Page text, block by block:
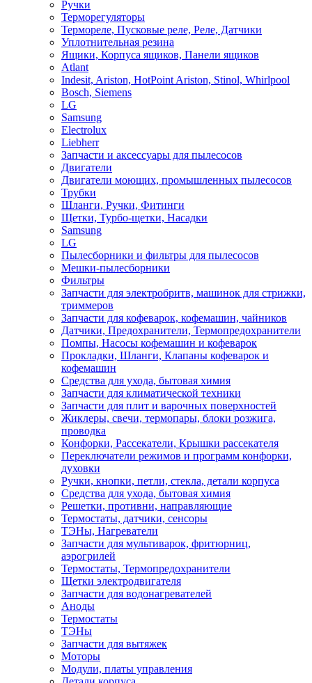
Ручки
Терморегуляторы
Термореле, Пусковые реле, Реле, Датчики
Уплотнительная резина
Ящики, Корпуса ящиков, Панели ящиков
Atlant
Indesit, Ariston, HotPoint Ariston, Stinol, Whirlpool
Bosch, Siemens
LG
Samsung
Electrolux
Liebherr
Запчасти и аксессуары для пылесосов
Двигатели
Двигатели моющих, промышленных пылесосов
Трубки
Шланги, Ручки, Фитинги
Щетки, Турбо-щетки, Насадки
Samsung
LG
Пылесборники и фильтры для пылесосов
Мешки-пылесборники
Фильтры
Запчасти для электробритв, машинок для стрижки,
триммеров
Запчасти для кофеварок, кофемашин, чайников
Датчики, Предохранители, Термопредохранители
Помпы, Насосы кофемашин и кофеварок
Прокладки, Шланги, Клапаны кофеварок и
кофемашин
Средства для ухода, бытовая химия
Запчасти для климатической техники
Запчасти для плит и варочных поверхностей
Жиклеры, свечи, термопары, блоки розжига,
проводка
Конфорки, Рассекатели, Крышки рассекателя
Переключатели режимов и программ конфорки,
духовки
Ручки, кнопки, петли, стекла, детали корпуса
Средства для ухода, бытовая химия
Решетки, противни, направляющие
Термостаты, датчики, сенсоры
ТЭНы, Нагреватели
Запчасти для мультиварок, фритюрниц,
аэрогрилей
Термостаты, Термопредохранители
Щетки электродвигателя
Запчасти для водонагревателей
Аноды
Термостаты
ТЭНы
Запчасти для вытяжек
Моторы
Модули, платы управления